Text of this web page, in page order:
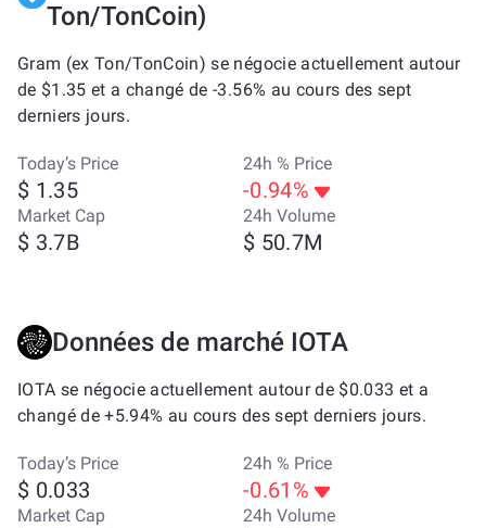
Ton/TonCoin)
Gram (ex Ton/TonCoin) se négocie actuellement autour
de $1.35 et a changé de -3.56% au cours des sept
derniers jours.
Today’s Price
$ 1.35
24h % Price
-0.94%
Market Cap
$ 3.7B
24h Volume
$ 50.7M
Données de marché IOTA
IOTA se négocie actuellement autour de $0.033 et a
changé de +5.94% au cours des sept derniers jours.
Today’s Price
$ 0.033
24h % Price
-0.61%
Market Cap 24h Volume